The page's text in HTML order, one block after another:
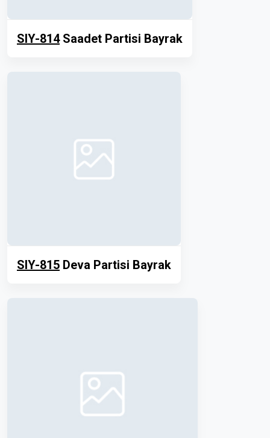
SIY-814Saadet Partisi Bayrak
SIY-815 Deva Partisi Bayrak